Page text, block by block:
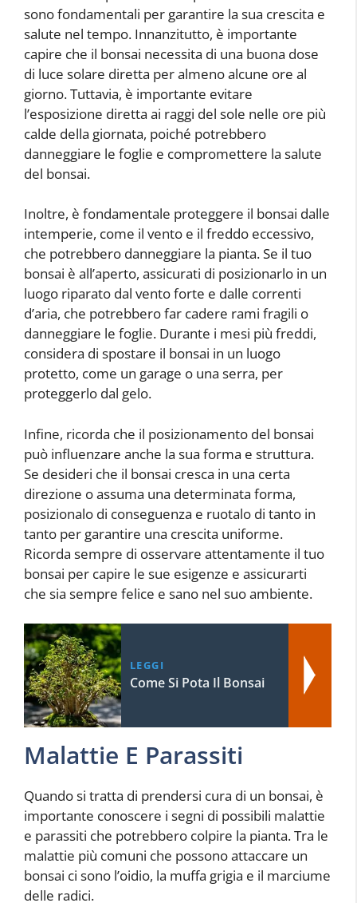
sono fondamentali per garantire la sua crescita e
salute nel tempo. Innanzitutto, è importante
capire che il bonsai necessita di una buona dose
di luce solare diretta per almeno alcune ore al
giorno. Tuttavia, è importante evitare
l’esposizione diretta ai raggi del sole nelle ore più
calde della giornata, poiché potrebbero
danneggiare le foglie e compromettere la salute
del bonsai.
Inoltre, è fondamentale proteggere il bonsai dalle
intemperie, come il vento e il freddo eccessivo,
che potrebbero danneggiare la pianta. Se il tuo
bonsai è all’aperto, assicurati di posizionarlo in un
luogo riparato dal vento forte e dalle correnti
d’aria, che potrebbero far cadere rami fragili o
danneggiare le foglie. Durante i mesi più freddi,
considera di spostare il bonsai in un luogo
protetto, come un garage o una serra, per
proteggerlo dal gelo.
Infine, ricorda che il posizionamento del bonsai
può influenzare anche la sua forma e struttura.
Se desideri che il bonsai cresca in una certa
direzione o assuma una determinata forma,
posizionalo di conseguenza e ruotalo di tanto in
tanto per garantire una crescita uniforme.
Ricorda sempre di osservare attentamente il tuo
bonsai per capire le sue esigenze e assicurarti
che sia sempre felice e sano nel suo ambiente.
LEGGI
Come Si Pota Il Bonsai
Malattie E Parassiti
Quando si tratta di prendersi cura di un bonsai, è
importante conoscere i segni di possibili malattie
e parassiti che potrebbero colpire la pianta. Tra le
malattie più comuni che possono attaccare un
bonsai ci sono l’oidio, la muffa grigia e il marciume
delle radici.